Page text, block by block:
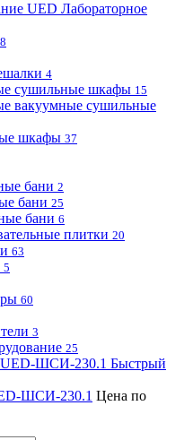
Лабораторное
4
сушильные шкафы 15
вакуумные сушильные
шкафы 37
бани 2
бани 25
бани 6
плитки 20
63
5
60
3
25
Быстрый
ШСИ-230.1 Цена по